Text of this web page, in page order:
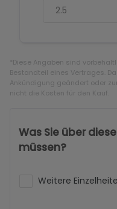
*Diese Angaben sind
Bestandteil eines Vertrages.
Ankündigung geändert oder
nicht die Kosten für den Kauf.
Was Sie über
müssen?
Weitere